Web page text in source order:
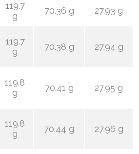
119.7
g
70.36 g 27.93 g
119.7
g
70.38 g 27.94 g
119.8
g
70.41 g 27.95 g
119.8
g
70.44 g 27.96 g